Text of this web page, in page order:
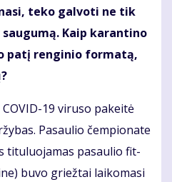
te­ko gal­vo­ti ne tik
Kaip ka­ran­ti­no
pa­tį ren­gi­nio for­ma­tą,
19 vi­ru­so pa­kei­tė
Pa­sau­lio čem­pio­na­te
ti­tu­luo­ja­mas pa­sau­lio fit­
bu­vo griež­tai lai­ko­ma­si